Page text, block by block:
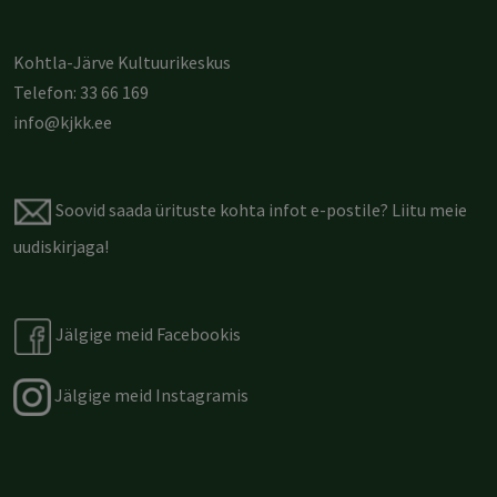
Kohtla-Järve Kultuurikeskus
Telefon: 33 66 169
info@kjkk.ee
Soovid saada ürituste kohta infot e-postile? Liitu meie
uudiskirjaga!
Jälgige meid Facebookis
Jälgige meid Instagramis